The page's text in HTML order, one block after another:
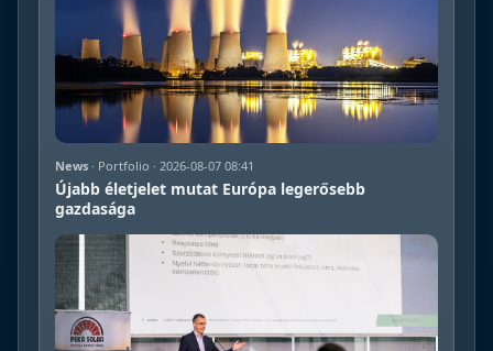
News · Portfolio · 2026-08-07 08:41
Újabb életjelet mutat Európa legerősebb
gazdasága